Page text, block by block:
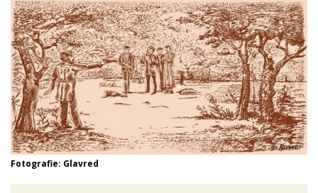
Fotografie: Glavred